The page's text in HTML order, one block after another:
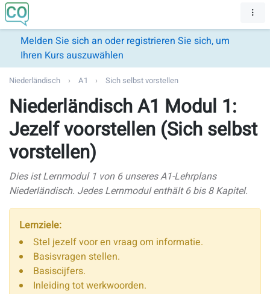
Melden Sie sich an oder registrieren Sie sich, um
Ihren Kurs auszuwählen
Niederländisch A1 Sich selbst vorstellen
Niederländisch A1 Modul 1:
Jezelf voorstellen (Sich selbst
vorstellen)
Dies ist Lernmodul 1 von 6 unseres A1-Lehrplans
Niederländisch. Jedes Lernmodul enthält 6 bis 8 Kapitel.
Lernziele:
Stel jezelf voor en vraag om informatie.
Basisvragen stellen.
Basiscijfers.
Inleiding tot werkwoorden.